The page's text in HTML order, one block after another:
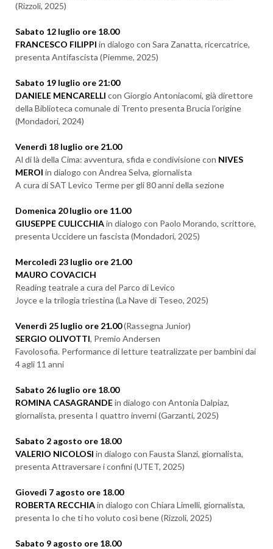
(Rizzoli, 2025)
Sabato 12 luglio ore 18.00
FRANCESCO FILIPPI in dialogo con Sara Zanatta, ricercatrice,
presenta Antifascista (Piemme, 2025)
Sabato 19 luglio ore 21:00
DANIELE MENCARELLI con Giorgio Antoniacomi, già direttore
della Biblioteca comunale di Trento presenta Brucia l’origine
(Mondadori, 2024)
Venerdì 18 luglio ore 21.00
Al di là della Cima: avventura, sfida e condivisione con NIVES
MEROI in dialogo con Andrea Selva, giornalista
A cura di SAT Levico Terme per gli 80 anni della sezione
Domenica 20 luglio ore 11.00
GIUSEPPE CULICCHIAin dialogo con Paolo Morando, scrittore,
presenta Uccidere un fascista (Mondadori, 2025)
Mercoledì 23 luglio ore 21.00
MAURO COVACICH
Reading teatrale a cura del Parco di Levico
Joyce e la trilogia triestina (La Nave di Teseo, 2025)
Venerdì 25 luglio ore 21.00(Rassegna Junior)
SERGIO OLIVOTTI, Premio Andersen
Favolosofia. Performance di letture teatralizzate per bambini dai
4 agli 11 anni
Sabato 26 luglio ore 18.00
ROMINA CASAGRANDEin dialogo con Antonia Dalpiaz,
giornalista, presenta I quattro inverni (Garzanti, 2025)
Sabato 2 agosto ore 18.00
VALERIO NICOLOSI in dialogo con Fausta Slanzi, giornalista,
presenta Attraversare i confini (UTET, 2025)
Giovedì 7 agosto ore 18.00
ROBERTA RECCHIAin dialogo con Chiara Limelli, giornalista,
presenta Io che ti ho voluto così bene (Rizzoli, 2025)
Sabato 9 agosto ore 18.00